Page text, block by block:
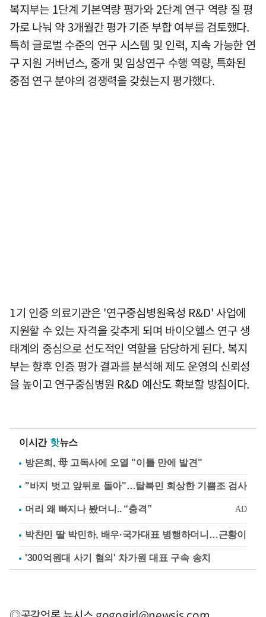
복지부는 1단계 기본역량 평가와 2단계 연구 역량 질 평
가로 나눠 약 3개월간 평가 기준 부합 여부를 검토했다.
특히 글로벌 수준의 연구 시스템 및 인력, 지속 가능한 연
구 지원 거버넌스, 중개 및 임상연구 수행 역량, 특화된
중점 연구 분야의 경쟁력을 갖췄는지 평가했다.
1기 인증 의료기관은 '연구중심병원육성 R&D' 사업에
지원할 수 있는 자격을 갖추게 되며 바이오헬스 연구 생
태계의 중심으로 선도적인 역할을 담당하게 된다. 복지
부는 향후 인증 평가 결과를 분석해 제도 운영의 신뢰성
을 높이고 연구중심병원 R&D 예산도 확보할 방침이다.
이시간 핫뉴스
방은희, 母 고독사에 오열 "이틀 만에 발견"
"바지 벗고 앞뒤로 돌아"…탈북민 회상한 기쁨조 검사
박찬민 딸 박민하, 배우·국가대표 병행하더니…근황이
'300억원대 사기 혐의' 차가원 대표 구속 송치